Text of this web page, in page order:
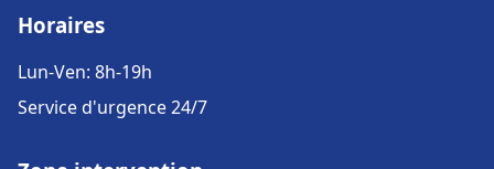
Horaires
Lun-Ven: 8h-19h
Service d'urgence 24/7